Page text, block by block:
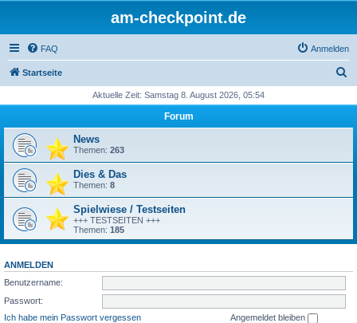
am-checkpoint.de
FAQ Anmelden
Startseite
h
Aktuelle Zeit: Samstag 8. August 2026, 05:54
Forum
News
Themen: 263
Dies & Das
Themen: 8
Spielwiese / Testseiten
+++ TESTSEITEN +++
Themen: 185
ANMELDEN
Benutzername:
Passwort:
Ich habe mein Passwort vergessen
Angemeldet bleiben